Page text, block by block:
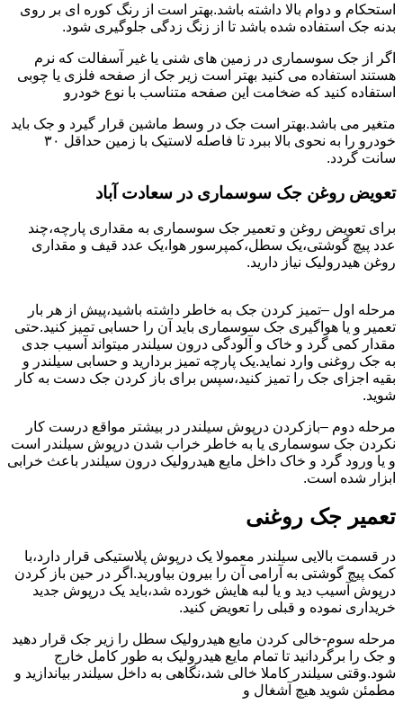
استحکام و دوام بالا داشته باشد.بهتر است از رنگ کوره ای بر روی
بدنه جک استفاده شده باشد تا از زنگ زدگی جلوگیری شود.
اگر از جک سوسماری در زمین های شنی یا غیر آسفالت که نرم
هستند استفاده می کنید بهتر است زیر جک از صفحه فلزی یا چوبی
استفاده کنید که ضخامت این صفحه متناسب با نوع خودرو
متغیر می باشد.بهتر است جک در وسط ماشین قرار گیرد و جک باید
خودرو را به نحوی بالا ببرد تا فاصله لاستیک با زمین حداقل ۳۰
سانت گردد.
تعویض روغن جک سوسماری در سعادت آباد
برای تعویض روغن و تعمیر جک سوسماری به مقداری پارچه،چند
عدد پیچ گوشتی،یک سطل،کمپرسور هوا،یک عدد قیف و مقداری
روغن هیدرولیک نیاز دارید.
مرحله اول –تمیز کردن جک به خاطر داشته باشید،پیش از هر بار
تعمیر و یا هواگیری جک سوسماری باید آن را حسابی تمیز کنید.حتی
مقدار کمی گرد و خاک و آلودگی درون سیلندر میتواند آسیب جدی
به جک روغنی وارد نماید.یک پارچه تمیز بردارید و حسابی سیلندر و
بقیه اجزای جک را تمیز کنید،سپس برای باز کردن جک دست به کار
شوید.
مرحله دوم –بازکردن درپوش سیلندر در بیشتر مواقع درست کار
نکردن جک سوسماری یا به خاطر خراب شدن درپوش سیلندر است
و یا ورود گرد و خاک داخل مایع هیدرولیک درون سیلندر باعث خرابی
ابزار شده است.
تعمیر جک روغنی
در قسمت بالایی سیلندر معمولا یک درپوش پلاستیکی قرار دارد،با
کمک پیچ گوشتی به آرامی آن را بیرون بیاورید.اگر در حین باز کردن
درپوش آسیب دید و یا لبه هایش خورده شد،باید یک درپوش جدید
خریداری نموده و قبلی را تعویض کنید.
مرحله سوم-خالی کردن مایع هیدرولیک سطل را زیر جک قرار دهید
و جک را برگردانید تا تمام مایع هیدرولیک به طور کامل خارج
شود.وقتی سیلندر کاملا خالی شد،نگاهی به داخل سیلندر بیاندازید و
مطمئن شوید هیچ آشغال و